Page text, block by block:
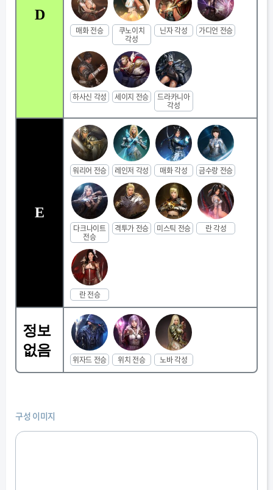
D
매화 전승 쿠노이치
각성
닌자 각성 가디언 전승
하사신 각성 세이지 전승 드라카니아
각성
E
워리어 전승 레인저 각성 매화 각성 금수랑 전승
다크나이트
전승
격투가 전승 미스틱 전승 란 각성
란 전승
정보
없음
위자드 전승 위치 전승 노바 각성
구성 이미지